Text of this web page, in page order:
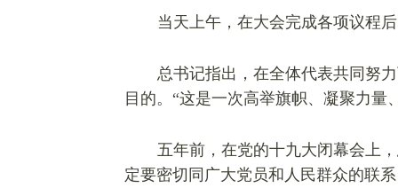
当天上午，在大会完成各项议程
总书记指出，在全体代表共同努
目的。“这是一次高举旗帜、凝聚力量
五年前，在党的十九大闭幕会上
定要密切同广大党员和人民群众的联